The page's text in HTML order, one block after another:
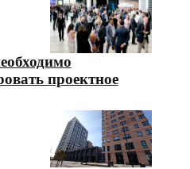
проектное